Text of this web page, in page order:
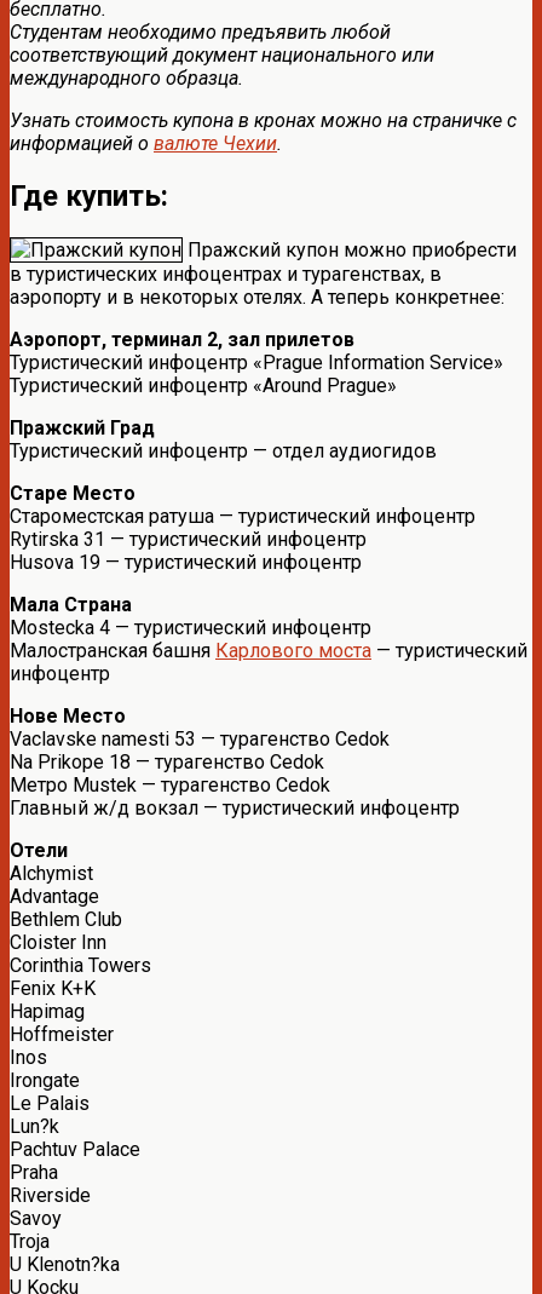
бесплатно.
Студентам необходимо предъявить любой
соответствующий документ национального или
международного образца.
Узнать стоимость купона в кронах можно на страничке с
информацией о валюте Чехии.
Где купить:
Пражский купон можно приобрести
в туристических инфоцентрах и турагенствах, в
аэропорту и в некоторых отелях. А теперь конкретнее:
Аэропорт, терминал 2, зал прилетов
Туристический инфоцентр «Prague Information Service»
Туристический инфоцентр «Around Prague»
Пражский Град
Туристический инфоцентр — отдел аудиогидов
Старе Место
Староместская ратуша — туристический инфоцентр
Rytirska 31 — туристический инфоцентр
Husova 19 — туристический инфоцентр
Мала Страна
Mostecka 4 — туристический инфоцентр
Малостранская башня Карлового моста — туристический
инфоцентр
Нове Место
Vaclavske namesti 53 — турагенство Cedok
Na Prikope 18 — турагенство Cedok
Метро Mustek — турагенство Cedok
Главный ж/д вокзал — туристический инфоцентр
Отели
Alchymist
Advantage
Bethlem Club
Cloister Inn
Corinthia Towers
Fenix K+K
Hapimag
Hoffmeister
Inos
Irongate
Le Palais
Lun?k
Pachtuv Palace
Praha
Riverside
Savoy
Troja
U Klenotn?ka
U Kocku